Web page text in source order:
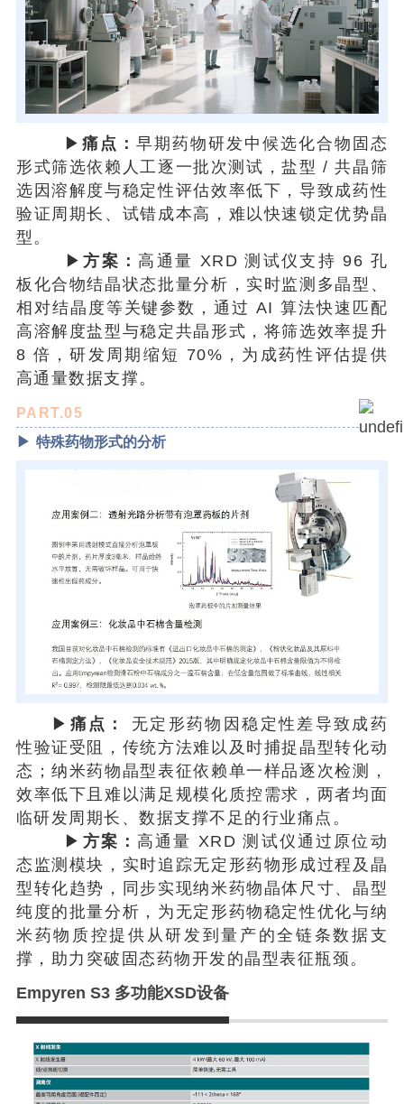
▶ 痛点： 早期药物研发中候选化合物固态
形式筛选依赖人工逐一批次测试，盐型 / 共晶筛
选因溶解度与稳定性评估效率低下，导致成药性
验证周期长、试错成本高，难以快速锁定优势晶
型。
▶方案： 高通量 XRD 测试仪支持 96 孔
板化合物结晶状态批量分析，实时监测多晶型、
相对结晶度等关键参数，通过 AI 算法快速匹配
高溶解度盐型与稳定共晶形式，将筛选效率提升
8 倍，研发周期缩短 70%，为成药性评估提供
高通量数据支撑。
PART.05
▶ 特殊药物形式的分析
▶ 痛点： 无定形药物因稳定性差导致成药
性验证受阻，传统方法难以及时捕捉晶型转化动
态；纳米药物晶型表征依赖单一样品逐次检测，
效率低下且难以满足规模化质控需求，两者均面
临研发周期长、数据支撑不足的行业痛点。
▶ 方案： 高通量 XRD 测试仪通过原位动
态监测模块，实时追踪无定形药物形成过程及晶
型转化趋势，同步实现纳米药物晶体尺寸、晶型
纯度的批量分析，为无定形药物稳定性优化与纳
米药物质控提供从研发到量产的全链条数据支
撑，助力突破固态药物开发的晶型表征瓶颈。
Empyren S3 多功能XSD设备